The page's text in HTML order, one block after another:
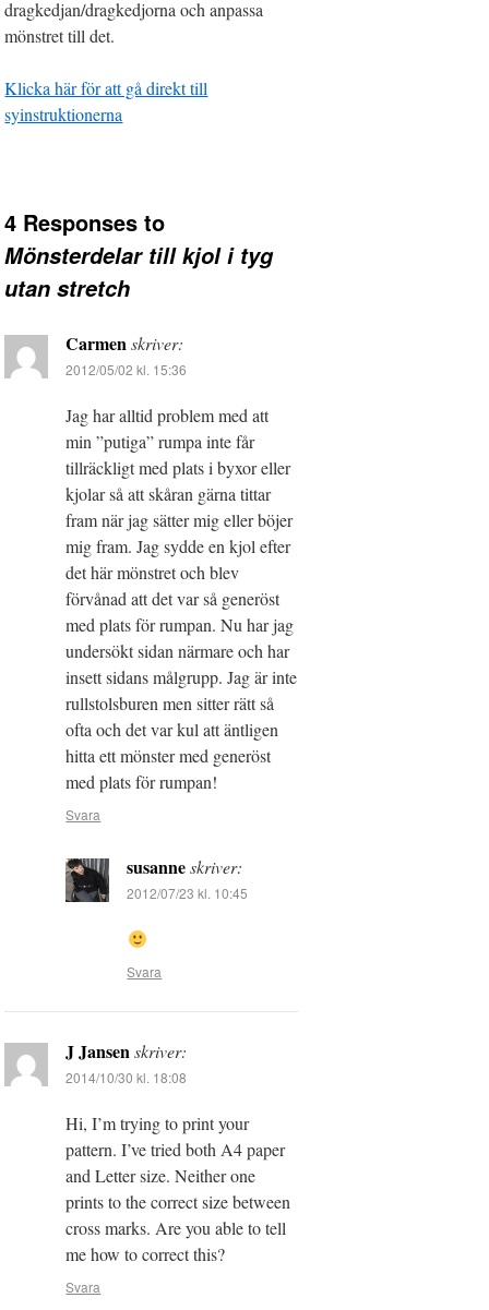
dragkedjan/dragkedjorna och anpassa
mönstret till det.
Klicka här för att gå direkt till
syinstruktionerna
4 Responses to
Mönsterdelar till kjol i tyg
utan stretch
Carmen skriver:
2012/05/02 kl. 15:36
Jag har alltid problem med att
min ”putiga” rumpa inte får
tillräckligt med plats i byxor eller
kjolar så att skåran gärna tittar
fram när jag sätter mig eller böjer
mig fram. Jag sydde en kjol efter
det här mönstret och blev
förvånad att det var så generöst
med plats för rumpan. Nu har jag
undersökt sidan närmare och har
insett sidans målgrupp. Jag är inte
rullstolsburen men sitter rätt så
ofta och det var kul att äntligen
hitta ett mönster med generöst
med plats för rumpan!
Svara
susanne skriver:
2012/07/23 kl. 10:45
Svara
J Jansen skriver:
2014/10/30 kl. 18:08
Hi, I’m trying to print your
pattern. I’ve tried both A4 paper
and Letter size. Neither one
prints to the correct size between
cross marks. Are you able to tell
me how to correct this?
Svara